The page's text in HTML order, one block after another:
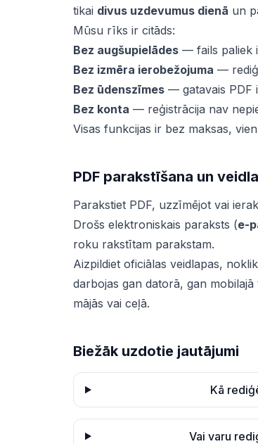
tikai divus uzdevumus dienā un
Mūsu rīks ir citāds:
Bez augšupielādes — fails paliek
Bez izmēra ierobežojuma —
Bez ūdenszīmes — gatavais PDF
Bez konta — reģistrācija nav
Visas funkcijas ir bez maksas,
PDF parakstīšana un
Parakstiet PDF, uzzīmējot vai
Drošs elektroniskais paraksts (e-
roku rakstītam parakstam.
Aizpildiet oficiālas veidlapas,
darbojas gan datorā, gan
mājās vai ceļā.
Biežāk uzdotie jautājumi
Kā
Vai varu